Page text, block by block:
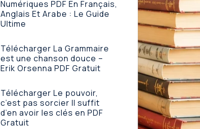
Numériques PDF En Français,
Anglais Et Arabe : Le Guide
Ultime
Télécharger La Grammaire
est une chanson douce –
Erik Orsenna PDF Gratuit
Télécharger Le pouvoir,
c’est pas sorcier Il suffit
d’en avoir les clés en PDF
Gratuit